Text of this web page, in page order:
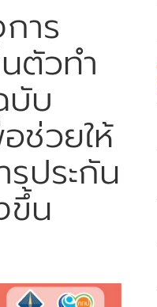
าร
ตัวทำ
บับ
ช่วยให้
ประกัน
ขึ้น